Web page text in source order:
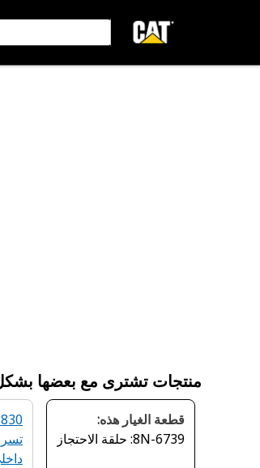
منتجات تشترى مع بعضها
قطعة الغيار هذه:
8N-6739: حلقة الاحتجاز
داخلي